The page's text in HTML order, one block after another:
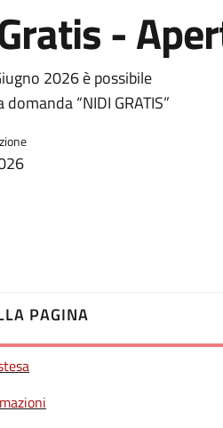
-
2026 è possibile
“NIDI GRATIS”
PAGINA